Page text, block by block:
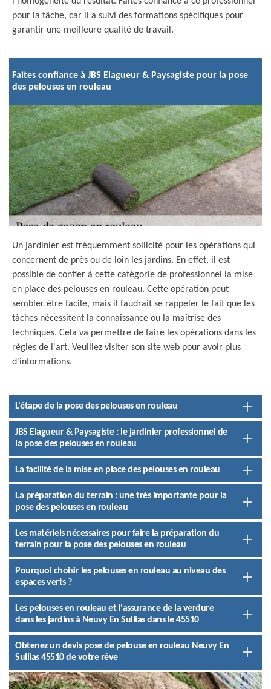
pour la tâche, car il a suivi des formations spécifiques pour
garantir une meilleure qualité de travail.
Faites confiance à JBS Elagueur & Paysagiste pour la pose
des pelouses en rouleau
Un jardinier est fréquemment sollicité pour les opérations qui
concernent de près ou de loin les jardins. En effet, il est
possible de confier à cette catégorie de professionnel la mise
en place des pelouses en rouleau. Cette opération peut
sembler être facile, mais il faudrait se rappeler le fait que les
tâches nécessitent la connaissance ou la maîtrise des
techniques. Cela va permettre de faire les opérations dans les
règles de l'art. Veuillez visiter son site web pour avoir plus
d'informations.
L'étape de la pose des pelouses en rouleau
JBS Elagueur & Paysagiste : le jardinier professionnel de
la pose des pelouses en rouleau
La facilité de la mise en place des pelouses en rouleau
La préparation du terrain : une très importante pour la
pose des pelouses en rouleau
Les matériels nécessaires pour faire la préparation du
terrain pour la pose des pelouses en rouleau
Pourquoi choisir les pelouses en rouleau au niveau des
espaces verts ?
Les pelouses en rouleau et l'assurance de la verdure
dans les jardins à Neuvy En Sullias dans le 45510
Obtenez un devis pose de pelouse en rouleau Neuvy En
Sullias 45510 de votre rêve